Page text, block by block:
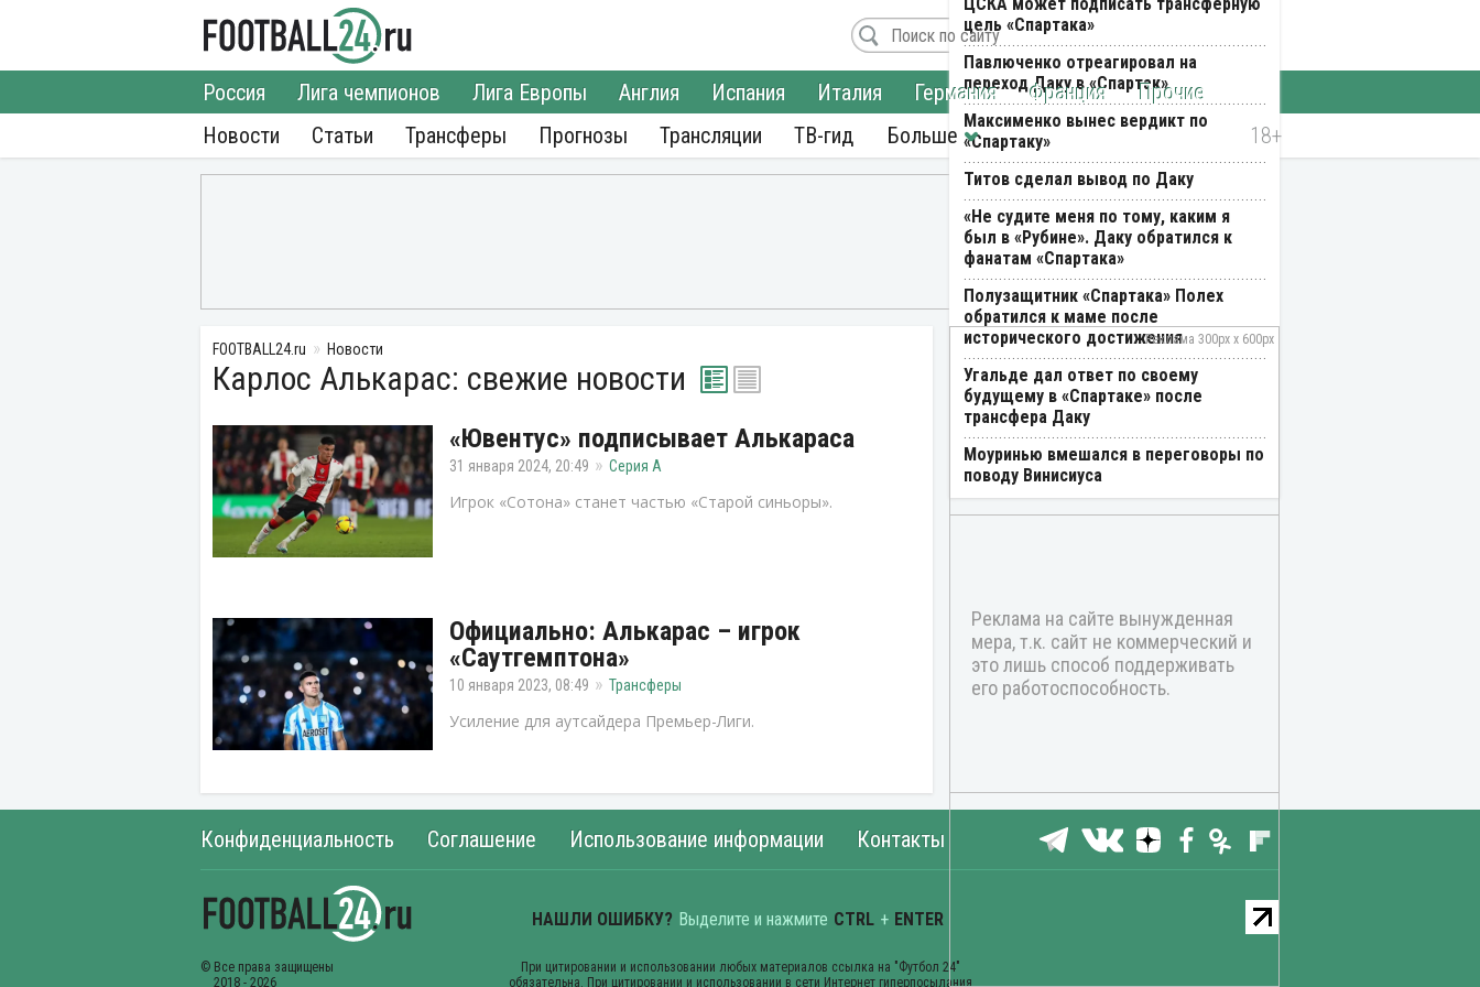
Новости
Россия Лига чемпионов Лига Европы Англия Испания Италия Германия Франция
Прочие
Статьи
Трансферы Прогнозы Трансляции ТВ-гид
FOOTBALL24.ru Новости
Карлос Алькарас: свежие новости
«Ювентус» подписывает Алькараса
31 января 2024, 20:49 Серия А
Игрок «Сотона» станет частью «Старой синьоры».
Официально: Алькарас – игрок
«Саутгемптона»
10 января 2023, 08:49 Трансферы
Усиление для аутсайдера Премьер-Лиги.
цель «Спартака»
Павлюченко отреагировал на
переход Даку в «Спартак»
Максименко вынес вердикт по
«Спартаку»
Титов сделал вывод по Даку
«Не судите меня по тому, каким я
был в «Рубине». Даку обратился к
фанатам «Спартака»
Полузащитник «Спартака» Полех
обратился к маме после
исторического достижения
Угальде дал ответ по своему
будущему в «Спартаке» после
трансфера Даку
Моуринью вмешался в переговоры по
поводу Винисиуса
Конфиденциальность Соглашение Использование информации Контакты